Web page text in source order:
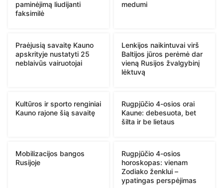
paminėjimą liudijanti
faksimilė
medumi
Praėjusią savaitę Kauno
apskrityje nustatyti 25
neblaivūs vairuotojai
Lenkijos naikintuvai virš
Baltijos jūros perėmė dar
vieną Rusijos žvalgybinį
lėktuvą
Kultūros ir sporto renginiai
Kauno rajone šią savaitę
Rugpjūčio 4-osios orai
Kaune: debesuota, bet
šilta ir be lietaus
Mobilizacijos bangos
Rusijoje
Rugpjūčio 4-osios
horoskopas: vienam
Zodiako ženklui –
ypatingas perspėjimas